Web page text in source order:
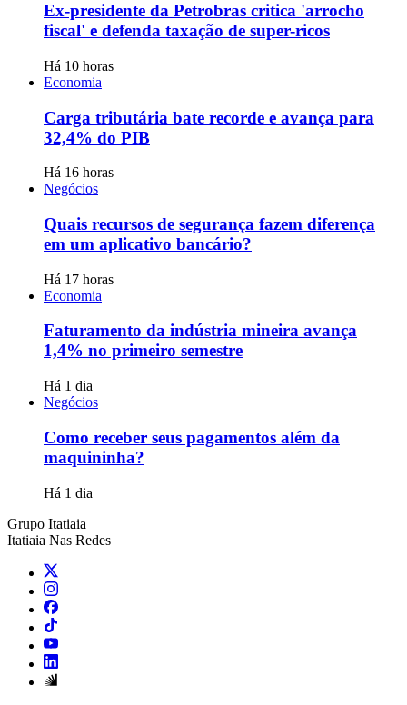
Ex-presidente da Petrobras critica 'arrocho
fiscal' e defenda taxação de super-ricos
Há 10 horas
Economia
Carga tributária bate recorde e avança para
32,4% do PIB
Há 16 horas
Negócios
Quais recursos de segurança fazem diferença
em um aplicativo bancário?
Há 17 horas
Economia
Faturamento da indústria mineira avança
1,4% no primeiro semestre
Há 1 dia
Negócios
Como receber seus pagamentos além da
maquininha?
Há 1 dia
Grupo Itatiaia
Itatiaia Nas Redes